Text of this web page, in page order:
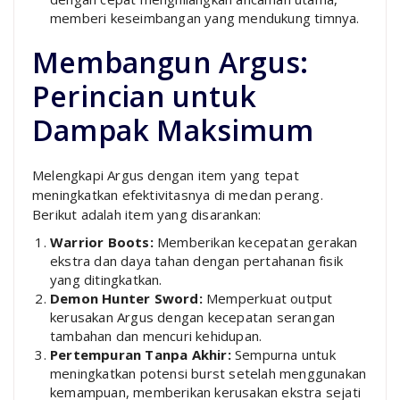
memberi keseimbangan yang mendukung timnya.
Membangun Argus:
Perincian untuk
Dampak Maksimum
Melengkapi Argus dengan item yang tepat
meningkatkan efektivitasnya di medan perang.
Berikut adalah item yang disarankan:
Warrior Boots:Memberikan kecepatan gerakan
ekstra dan daya tahan dengan pertahanan fisik
yang ditingkatkan.
Demon Hunter Sword:Memperkuat output
kerusakan Argus dengan kecepatan serangan
tambahan dan mencuri kehidupan.
Pertempuran Tanpa Akhir:Sempurna untuk
meningkatkan potensi burst setelah menggunakan
kemampuan, memberikan kerusakan ekstra sejati